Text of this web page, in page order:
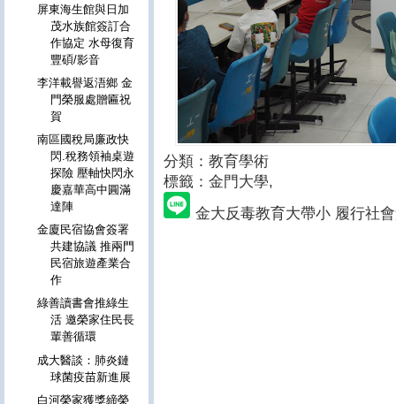
分類：教育學術
標籤：金門大學,
金大反毒教育大帶小 履行社
屏東海生館與日加
茂水族館簽訂合
作協定 水母復育
豐碩/影音
李洋載譽返浯鄉 金
門榮服處贈匾祝
賀
南區國稅局廉政快
閃.稅務領袖桌遊
探險 壓軸快閃永
慶嘉華高中圓滿
達陣
金廈民宿協會簽署
共建協議 推兩門
民宿旅遊產業合
作
綠善讀書會推綠生
活 邀榮家住民長
輩善循環
成大醫談：肺炎鏈
球菌疫苗新進展
白河榮家獲獎締榮